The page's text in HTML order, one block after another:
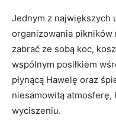
Jednym z największych
organizowania pikników
zabrać ze sobą koc,
wspólnym posiłkiem
płynącą Hawelę oraz
niesamowitą
wyciszeniu.